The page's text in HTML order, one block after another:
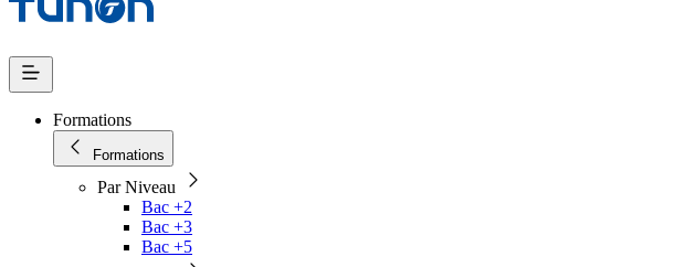
Formations
Formations
Par Niveau
Bac +2
Bac +3
Bac +5